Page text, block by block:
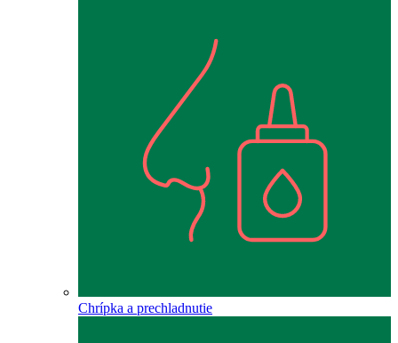
Chrípka a prechladnutie